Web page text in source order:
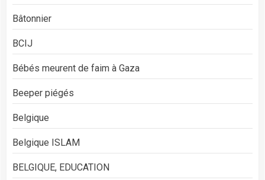
Bâtonnier
BCIJ
Bébés meurent de faim à Gaza
Beeper piégés
Belgique
Belgique ISLAM
BELGIQUE, EDUCATION